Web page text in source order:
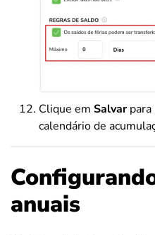
Clique em Salvarpara
calendário de
anuais